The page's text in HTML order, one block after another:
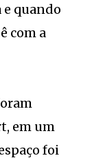
e quando
com a
em um
foi